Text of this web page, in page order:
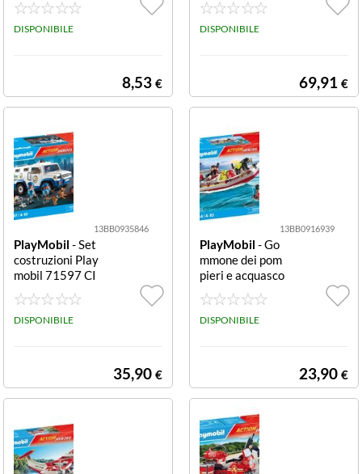
con personaggio
Dalmata con per
DISPONIBILE
8,53 €
Galeone
DISPONIBILE
69,91 €
13BB0935846
PlayMobil - Set
costruzioni Play
mobil 71597 CI
TY ACTION Fur
gone Portavalor
i Furgone Porta
DISPONIBILE
35,90 €
13BB0916939
PlayMobil - Go
mmone dei pom
pieri e acquasco
oter Set costruz
ioni Playmobil 7
1464 ACTION
mone dei pompi
eri e a
DISPONIBILE
23,90 €